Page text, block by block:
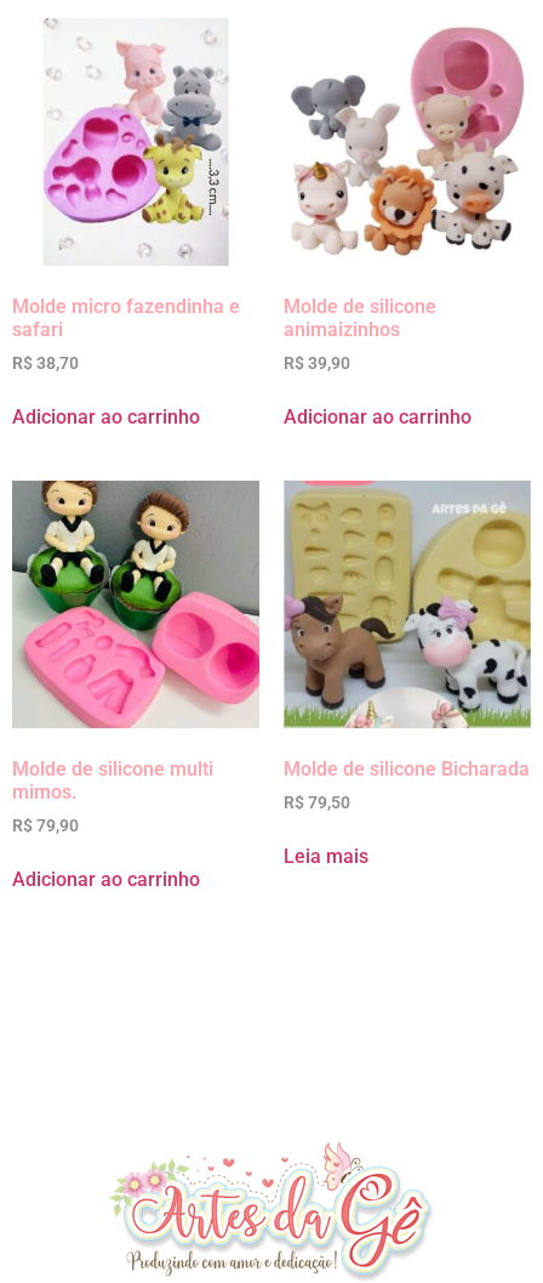
Molde micro fazendinha e
safari
R$38,70
Adicionar ao carrinho
Molde de silicone
animaizinhos
R$39,90
Adicionar ao carrinho
Molde de silicone multi
mimos.
R$79,90
Adicionar ao carrinho
Molde de silicone Bicharada
R$79,50
Leia mais